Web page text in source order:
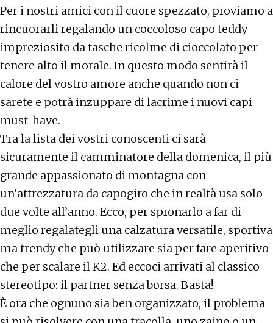
Per i nostri amici con il cuore spezzato, proviamo a
rincuorarli regalando un coccoloso capo teddy
impreziosito da tasche ricolme di cioccolato per
tenere alto il morale. In questo modo sentirà il
calore del vostro amore anche quando non ci
sarete e potrà inzuppare di lacrime i nuovi capi
must-have.
Tra la lista dei vostri conoscenti ci sarà
sicuramente il camminatore della domenica, il più
grande appassionato di montagna con
un’attrezzatura da capogiro che in realtà usa solo
due volte all’anno. Ecco, per spronarlo a far di
meglio regalategli una calzatura versatile, sportiva
ma trendy che può utilizzare sia per fare aperitivo
che per scalare il K2. Ed eccoci arrivati al classico
stereotipo: il partner senza borsa. Basta!
È ora che ognuno sia ben organizzato, il problema